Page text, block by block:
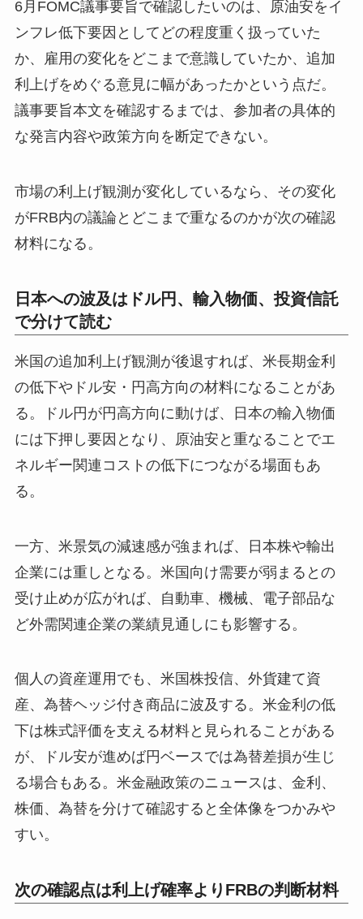
6月FOMC議事要旨で確認したいのは、原油安をイ
ンフレ低下要因としてどの程度重く扱っていた
か、雇用の変化をどこまで意識していたか、追加
利上げをめぐる意見に幅があったかという点だ。
議事要旨本文を確認するまでは、参加者の具体的
な発言内容や政策方向を断定できない。
市場の利上げ観測が変化しているなら、その変化
がFRB内の議論とどこまで重なるのかが次の確認
材料になる。
日本への波及はドル円、輸入物価、投資信託
で分けて読む
米国の追加利上げ観測が後退すれば、米長期金利
の低下やドル安・円高方向の材料になることがあ
る。ドル円が円高方向に動けば、日本の輸入物価
には下押し要因となり、原油安と重なることでエ
ネルギー関連コストの低下につながる場面もあ
る。
一方、米景気の減速感が強まれば、日本株や輸出
企業には重しとなる。米国向け需要が弱まるとの
受け止めが広がれば、自動車、機械、電子部品な
ど外需関連企業の業績見通しにも影響する。
個人の資産運用でも、米国株投信、外貨建て資
産、為替ヘッジ付き商品に波及する。米金利の低
下は株式評価を支える材料と見られることがある
が、ドル安が進めば円ベースでは為替差損が生じ
る場合もある。米金融政策のニュースは、金利、
株価、為替を分けて確認すると全体像をつかみや
すい。
次の確認点は利上げ確率よりFRBの判断材料